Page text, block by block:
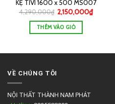
KỆ TIVI 1600 x 500 MS007
4,290,000₫ 2,150,000₫
THÊM VÀO GIỎ
VỀ CHÚNG TÔI
NỘI THẤT THÀNH NAM PHÁT